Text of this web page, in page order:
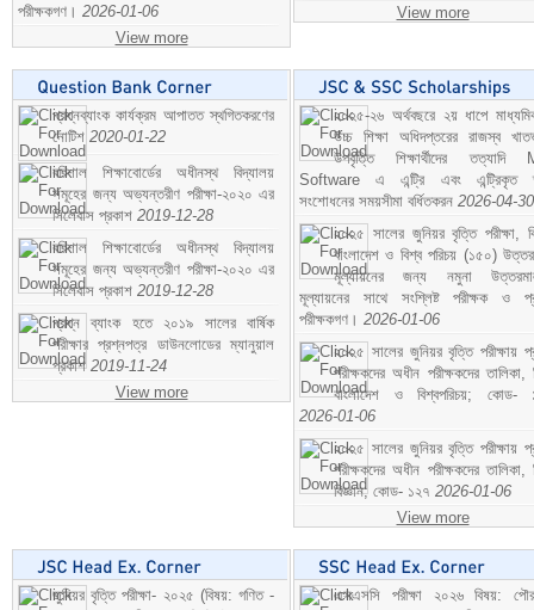
পরীক্ষকগণ। 2026-01-06
View more
View more
প্রশ্নব্যাংক কার্যক্রম আপাতত স্থগিতকরণের
নোটিশ 2020-01-22
বরিশাল শিক্ষাবোর্ডের অধীনস্থ বিদ্যালয়
সমূহের জন্য অভ্যন্তরীণ পরীক্ষা-২০২০ এর
সিলেবাস প্রকাশ 2019-12-28
বরিশাল শিক্ষাবোর্ডের অধীনস্থ বিদ্যালয়
সমূহের জন্য অভ্যন্তরীণ পরীক্ষা-২০২০ এর
সিলেবাস প্রকাশ 2019-12-28
প্রশ্ন ব্যাংক হতে ২০১৯ সালের বার্ষিক
পরীক্ষার প্রশ্নপত্র ডাউনলোডের ম্যানুয়াল
প্রকাশ 2019-11-24
View more
২০২৫-২৬ অর্থবছরে ২য় ধাপে
উচ্চ শিক্ষা অধিদপ্তরের রাজস্ব
উপবৃত্তি শিক্ষার্থীদের তত্যাদি
Software এ এন্ট্রি এবং এন্ট্রিকৃত
সংশোধনের সময়সীমা বর্ধিতকরন 2026-04-30
২০২৫ সালের জুনিয়র বৃত্তি পরীক্ষা,
বাংলাদেশ ও বিশ্ব পরিচয় (১৫০)
মূল্যায়নের জন্য নমুনা
মূল্যায়নের সাথে সংশ্লিষ্ট পরীক্ষক ও
পরীক্ষকগণ। 2026-01-06
২০২৫ সালের জুনিয়র বৃত্তি পরীক্ষায়
পরীক্ষকদের অধীন পরীক্ষকদের তালিকা,
বাংলাদেশ ও বিশ্বপরিচয়; কোড-
2026-01-06
২০২৫ সালের জুনিয়র বৃত্তি পরীক্ষায়
পরীক্ষকদের অধীন পরীক্ষকদের তালিকা,
বিজ্ঞান; কোড- ১২৭ 2026-01-06
View more
জুনিয়র বৃত্তি পরীক্ষা- ২০২৫ (বিষয়: গণিত -
এসএসসি পরীক্ষা ২০২৬ বিষয়: